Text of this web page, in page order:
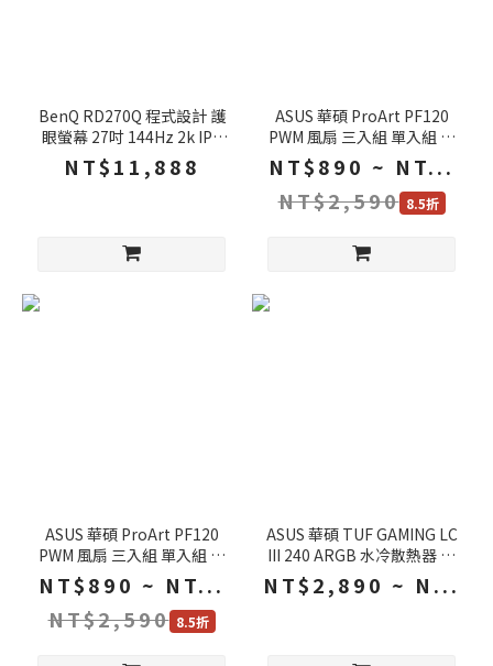
BenQ RD270Q 程式設計 護
眼螢幕 27吋 144Hz 2k IPS
5ms 內建喇叭 可旋轉 電腦螢
幕 螢幕
NT$11,888
ASUS 華碩 ProArt PF120
PWM 風扇 三入組 單入組 黑
色 三相六極馬達 三段式風扇
控制 機殼風扇 電腦風扇
NT$890 ~ NT...
NT$2,590 8.5折
ASUS 華碩 ProArt PF120
PWM 風扇 三入組 單入組 白
色 三相六極馬達 三段式風扇
控制 機殼風扇 電腦風扇
NT$890 ~ NT...
NT$2,590 8.5折
ASUS 華碩 TUF GAMING LC
III 240 ARGB 水冷散熱器 白
色 黑色 高效能幫浦 CPU散熱
器 散熱器
NT$2,890 ~ N...